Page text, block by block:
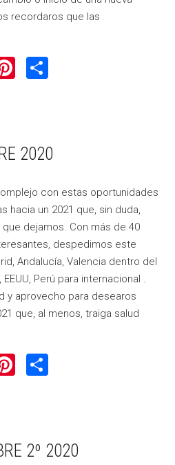
recordaros que las
Pinterest
2020
con estas oportunidades
hacia un 2021 que, sin duda,
dejamos. Con más de 40
despedimos este
Andalucía, Valencia dentro del
Perú para internacional .
y aprovecho para desearos
que, al menos, traiga salud
Pinterest
2º 2020